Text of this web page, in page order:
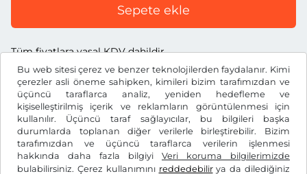
Bu web sitesi çerez ve benzer teknolojilerden faydalanır. Kimi
çerezler asli öneme sahipken, kimileri bizim tarafımızdan ve
üçüncü taraflarca analiz, yeniden hedefleme ve
kişiselleştirilmiş içerik ve reklamların görüntülenmesi için
kullanılır. Üçüncü taraf sağlayıcılar, bu bilgileri başka
durumlarda toplanan diğer verilerle birleştirebilir. Bizim
tarafımızdan ve üçüncü taraflarca verilerin işlenmesi
hakkında daha fazla bilgiyi Veri koruma bilgilerimizde
bulabilirsiniz. Çerez kullanımını reddedebilirya da dilediğiniz
Sepete ekle
Tüm fiyatlara yasal KDV dahildir.
TL ₺TRY
Facebook Instagram